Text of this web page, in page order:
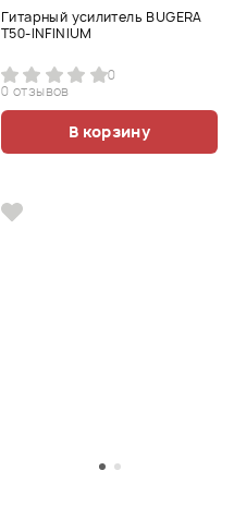
Гитарный усилитель BUGERA
T50-INFINIUM
0
0 отзывов
В корзину